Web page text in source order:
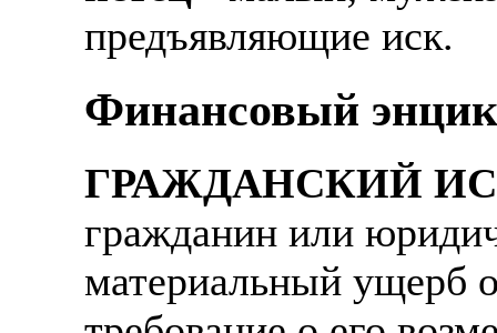
Также смотрите
отправке в другие
А также
стикеровщик.
# работа за границей
# работа за рубежом
В таких банках, как
Промсвязьбанк,
А также в компаниях:
В направлениях: без
консультирование,
предъявляющие иск.
Финансовый
ГРАЖДАНСКИЙ
гражданин или
материальный ущерб